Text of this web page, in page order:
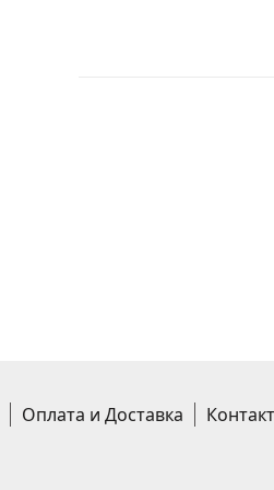
Оплата и Доставка